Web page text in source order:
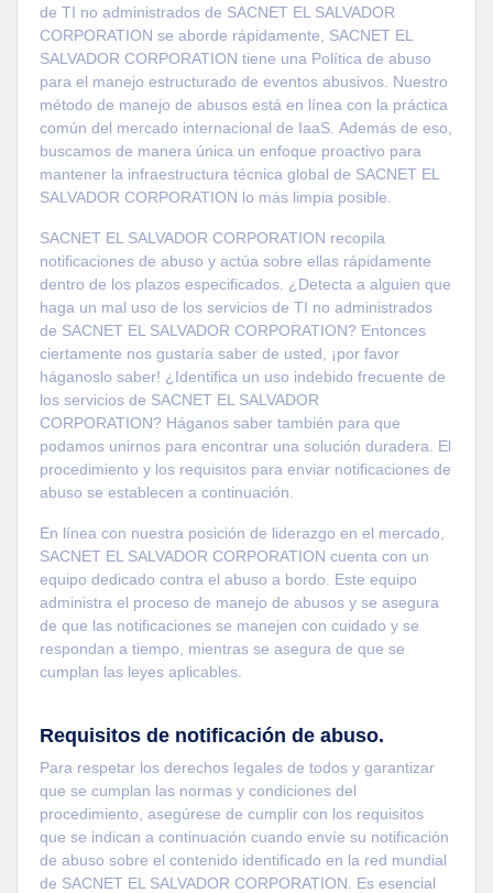
de TI no administrados de SACNET EL SALVADOR
CORPORATION se aborde rápidamente, SACNET EL
SALVADOR CORPORATION tiene una Política de abuso
para el manejo estructurado de eventos abusivos. Nuestro
método de manejo de abusos está en línea con la práctica
común del mercado internacional de IaaS. Además de eso,
buscamos de manera única un enfoque proactivo para
mantener la infraestructura técnica global de SACNET EL
SALVADOR CORPORATION lo más limpia posible.
SACNET EL SALVADOR CORPORATION recopila
notificaciones de abuso y actúa sobre ellas rápidamente
dentro de los plazos especificados. ¿Detecta a alguien que
haga un mal uso de los servicios de TI no administrados
de SACNET EL SALVADOR CORPORATION? Entonces
ciertamente nos gustaría saber de usted, ¡por favor
háganoslo saber! ¿Identifica un uso indebido frecuente de
los servicios de SACNET EL SALVADOR
CORPORATION? Háganos saber también para que
podamos unirnos para encontrar una solución duradera. El
procedimiento y los requisitos para enviar notificaciones de
abuso se establecen a continuación.
En línea con nuestra posición de liderazgo en el mercado,
SACNET EL SALVADOR CORPORATION cuenta con un
equipo dedicado contra el abuso a bordo. Este equipo
administra el proceso de manejo de abusos y se asegura
de que las notificaciones se manejen con cuidado y se
respondan a tiempo, mientras se asegura de que se
cumplan las leyes aplicables.
Requisitos de notificación de abuso.
Para respetar los derechos legales de todos y garantizar
que se cumplan las normas y condiciones del
procedimiento, asegúrese de cumplir con los requisitos
que se indican a continuación cuando envíe su notificación
de abuso sobre el contenido identificado en la red mundial
de SACNET EL SALVADOR CORPORATION. Es esencial